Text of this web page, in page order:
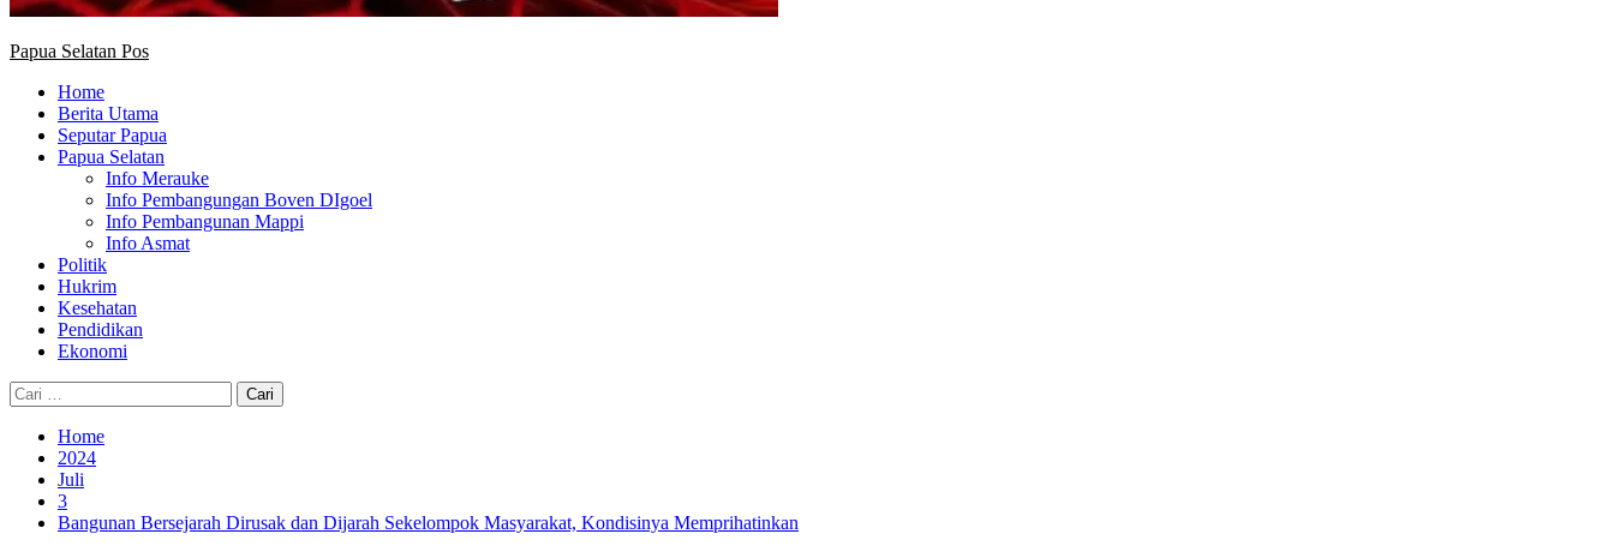
Papua Selatan Pos
Home
Berita Utama
Seputar Papua
Papua Selatan
Info Merauke
Info Pembangungan Boven DIgoel
Info Pembangunan Mappi
Info Asmat
Politik
Hukrim
Kesehatan
Pendidikan
Ekonomi
Cari
untuk:
Home
2024
Juli
3
Bangunan Bersejarah Dirusak dan Dijarah Sekelompok Masyarakat, Kondisinya Memprihatinkan